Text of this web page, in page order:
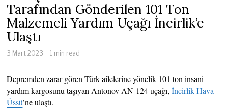
Tarafından Gönderilen 101 Ton
Malzemeli Yardım Uçağı İncirlik’e
Ulaştı
3 Mart 2023 1 min read
Depremden zarar gören Türk ailelerine yönelik 101 ton insani
yardım kargosunu taşıyan Antonov AN-124 uçağı,İncirlik Hava
Üssü’ne ulaştı.